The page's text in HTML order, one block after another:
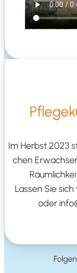
Im Herbst 2023
chen
Las­sen Sie
oder